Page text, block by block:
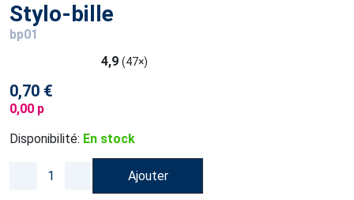
Stylo-bille
bp01
4,9 (47×)
0,70 €
0,00 p
Disponibilité: En stock
Ajouter